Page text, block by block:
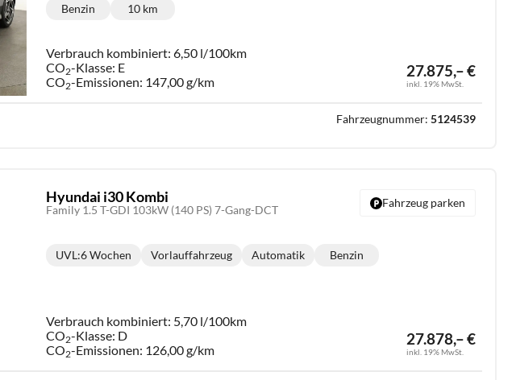
27.875,– €
inkl. 19% MwSt.
Kraftstoff:
Benzin
Kilometerstand:
10 km
Verbrauch kombiniert:6,50 l/100km
CO2-Klasse: E
CO2-Emissionen: 147,00 g/km
Fahrzeugnummer: 5124539
Hyundai i30 Kombi
Family 1.5 T-GDI 103kW (140 PS) 7-Gang-DCT
27.878,– €
inkl. 19% MwSt.
UVL:6 Wochen Vorlauffahrzeug Automatik Benzin
Verbrauch kombiniert: 5,70 l/100km
CO2-Klasse: D
CO2-Emissionen: 126,00 g/km
Fahrzeug parken